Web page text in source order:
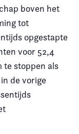
boven het
tot
opgestapte
voor 52,4
te stoppen als
de vorige